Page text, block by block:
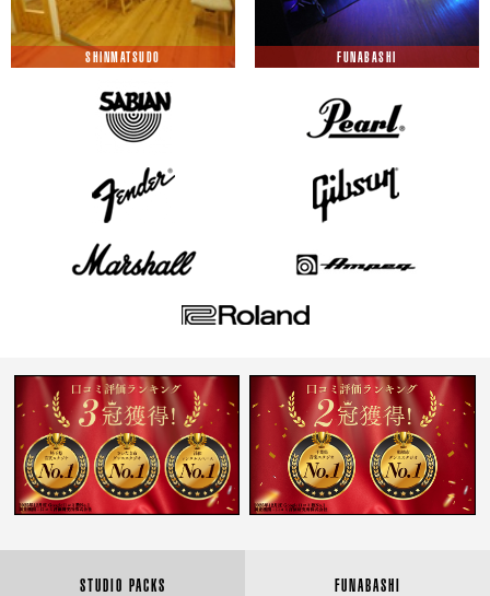
SHINMATSUDO FUNABASHI
STUDIO PACKS FUNABASHI